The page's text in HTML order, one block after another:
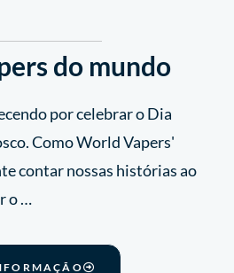
do mundo
por celebrar o Dia
Como World Vapers'
contar nossas histórias ao
o …